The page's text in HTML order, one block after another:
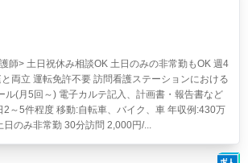
師> 土日祝休み相談OK 土日のみの非常勤もOK 週4
両立 運転免許不要 訪問看護ステーションにおける
ル(月5回～) 電子カルテ記入、計画書・報告書など
2～5件程度 移動:自転車、バイク、車 年収例:430万
日のみ非常勤 30分訪問 2,000円/...